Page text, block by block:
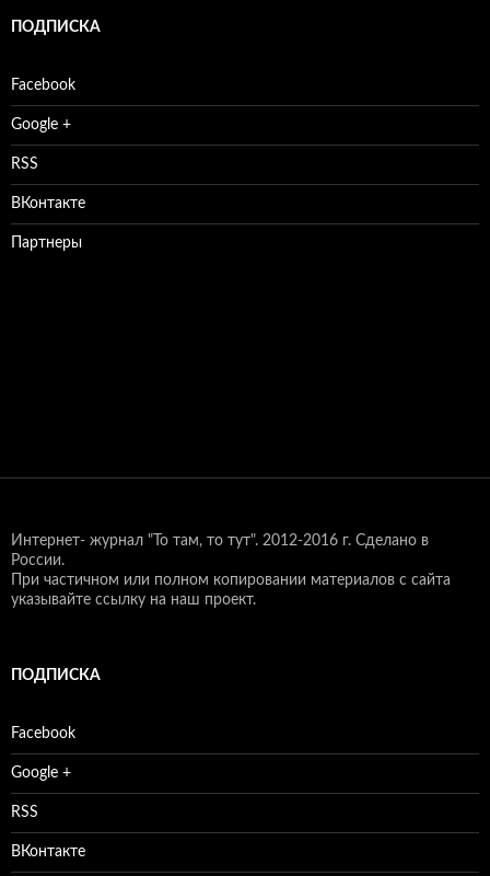
ПОДПИСКА
Facebook
Google +
RSS
ВКонтакте
Партнеры
Интернет- журнал "То там, то тут". 2012-2016 г. Сделано в
России.
При частичном или полном копировании материалов с сайта
указывайте ссылку на наш проект.
ПОДПИСКА
Facebook
Google +
RSS
ВКонтакте